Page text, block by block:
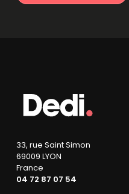
33, rue Saint Simon
69009 LYON
France
04 72 87 07 54